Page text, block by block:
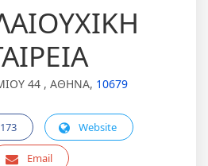
44 , ΑΘΗΝΑ, 10679
Website
Email